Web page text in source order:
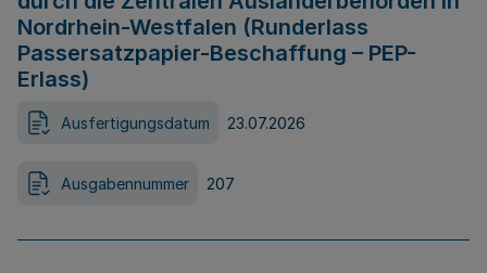
Nordrhein-Westfalen (Runderlass
Passersatzpapier-Beschaffung – PEP-
Erlass)
Ausfertigungsdatum 23.07.2026
Ausgabennummer 207